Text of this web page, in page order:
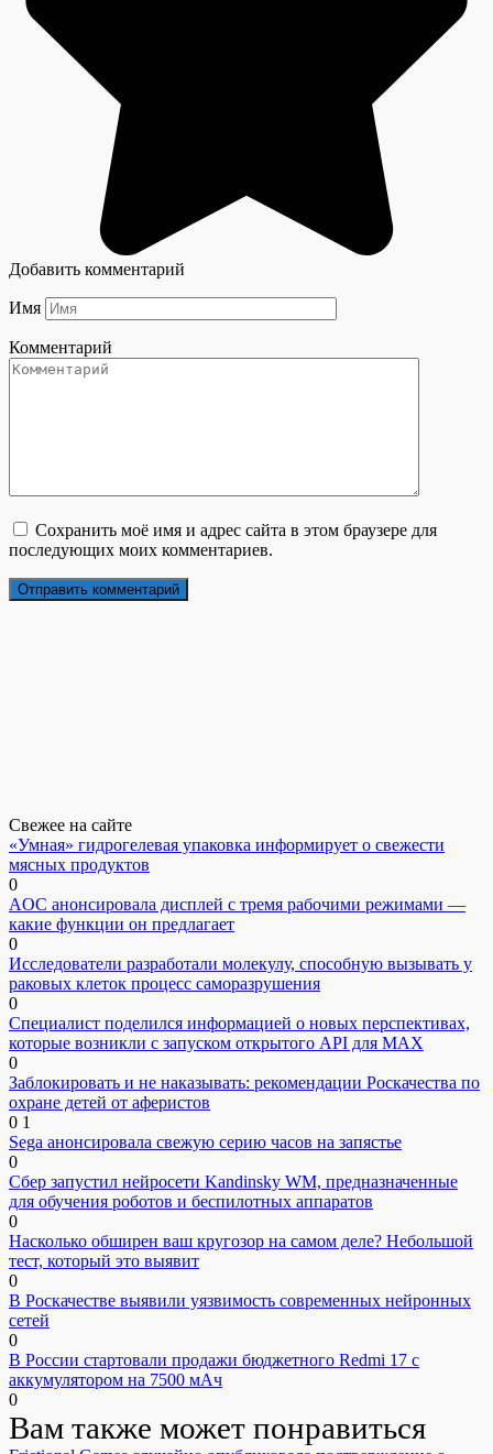
Добавить комментарий
Имя
Комментарий
Сохранить моё имя и адрес сайта в этом браузере для
последующих моих комментариев.
Свежее на сайте
«Умная» гидрогелевая упаковка информирует о свежести
мясных продуктов
0
AOC анонсировала дисплей с тремя рабочими режимами —
какие функции он предлагает
0
Исследователи разработали молекулу, способную вызывать у
раковых клеток процесс саморазрушения
0
Специалист поделился информацией о новых перспективах,
которые возникли с запуском открытого API для МАХ
0
Заблокировать и не наказывать: рекомендации Роскачества по
охране детей от аферистов
0 1
Sega анонсировала свежую серию часов на запястье
0
Сбер запустил нейросети Kandinsky WM, предназначенные
для обучения роботов и беспилотных аппаратов
0
Насколько обширен ваш кругозор на самом деле? Небольшой
тест, который это выявит
0
В Роскачестве выявили уязвимость современных нейронных
сетей
0
В России стартовали продажи бюджетного Redmi 17 с
аккумулятором на 7500 мАч
0
Вам также может понравиться